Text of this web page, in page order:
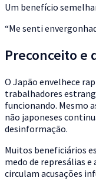
Um benefício
“Me senti
Preconceito e
O Japão envelhece
trabalhadores
funcionando. Mesmo
não japoneses
desinformação.
Muitos beneficiários
medo de represálias e
circulam acusações